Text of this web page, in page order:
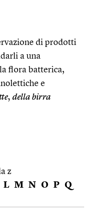
di prodotti
a una
flora batterica,
e
, della birra
z
L M N O P Q